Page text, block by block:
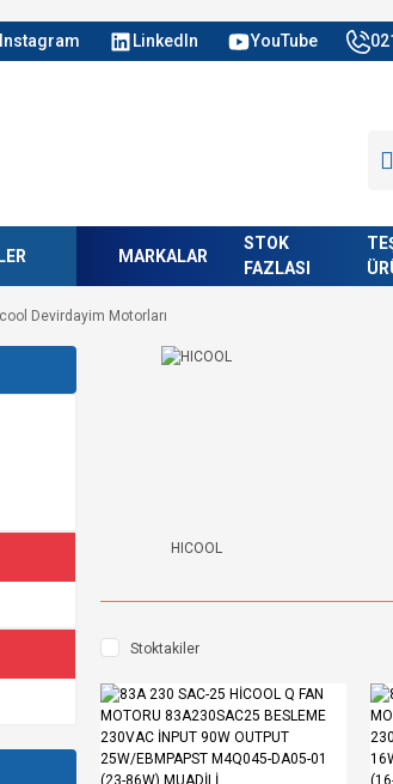
Instagram LinkedIn YouTube
MARKALAR
STOK
FAZLASI
Devirdayim Motorları
HICOOL
Stoktakiler